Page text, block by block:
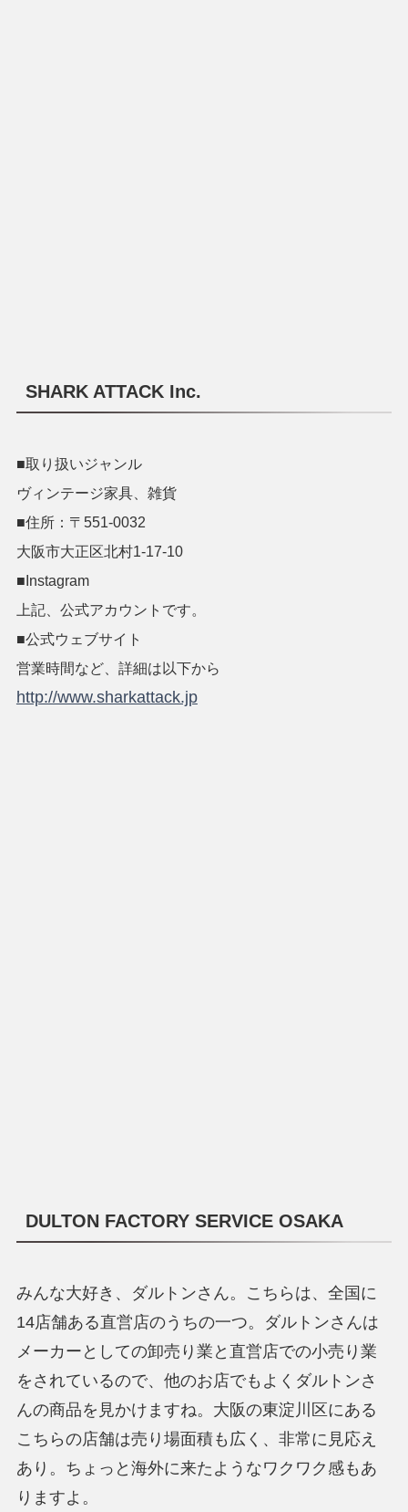
SHARK ATTACK Inc.
■取り扱いジャンル
ヴィンテージ家具、雑貨
■住所：〒551-0032
大阪市大正区北村1-17-10
■Instagram
上記、公式アカウントです。
■公式ウェブサイト
営業時間など、詳細は以下から
http://www.sharkattack.jp
DULTON FACTORY SERVICE OSAKA
みんな大好き、ダルトンさん。こちらは、全国に
14店舗ある直営店のうちの一つ。ダルトンさんは
メーカーとしての卸売り業と直営店での小売り業
をされているので、他のお店でもよくダルトンさ
んの商品を見かけますね。大阪の東淀川区にある
こちらの店舗は売り場面積も広く、非常に見応え
あり。ちょっと海外に来たようなワクワク感もあ
りますよ。